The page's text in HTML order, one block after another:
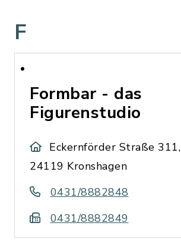
F
Formbar - das
Figurenstudio
Eckernförder Straße 311,
24119 Kronshagen
0431/8882848
0431/8882849